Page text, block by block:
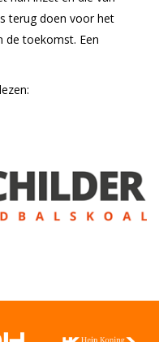
terug doen voor het
de toekomst. Een